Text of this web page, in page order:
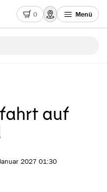
0 Menü
auf
2027 01:30